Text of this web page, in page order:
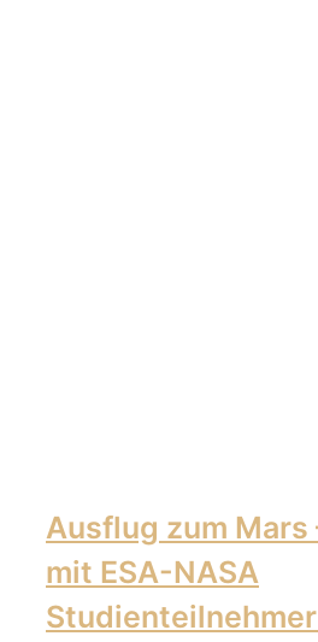
Ausflug zum Mars
mit ESA-NASA